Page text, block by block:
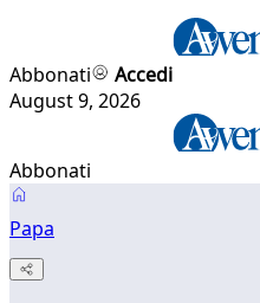
Abbonati
Accedi
August 9, 2026
Abbonati
Papa